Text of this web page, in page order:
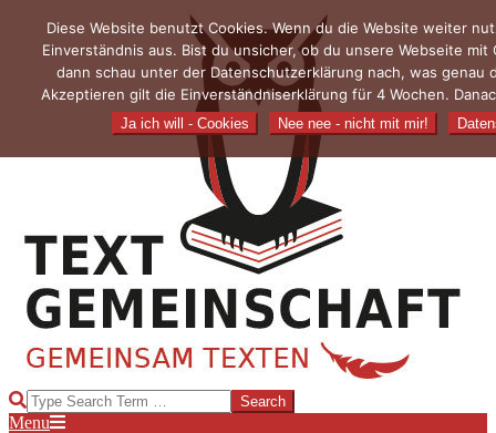
content
TEXTGEMEINSCHAFT
Search
Primary
Menu
Diese Website benutzt Cookies. Wenn du die Website weiter
Einverständnis aus. Bist du unsicher, ob du unsere Webseite
dann schau unter der Datenschutzerklärung nach, was genau
Akzeptieren gilt die Einverständniserklärung für 4 Wochen.
Ja ich will - Cookies Nee nee - nicht mit mir!